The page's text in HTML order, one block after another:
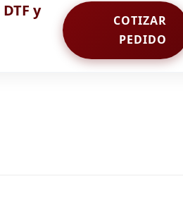
DTF y
COTIZAR
PEDIDO